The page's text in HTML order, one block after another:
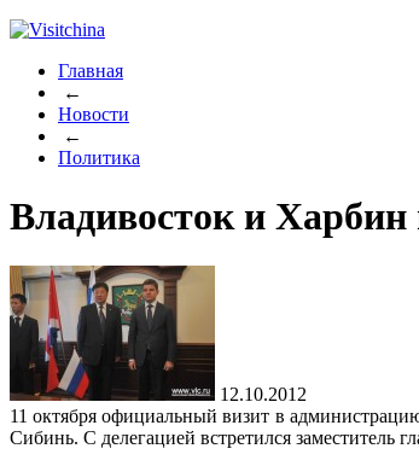
Главная
←
Новости
←
Политика
Владивосток и Харбин
12.10.2012
11 октября официальный визит в
Сибинь. С делегацией встретился заместитель